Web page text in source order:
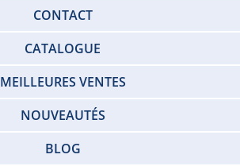
CONTACT
CATALOGUE
MEILLEURES VENTES
NOUVEAUTÉS
BLOG